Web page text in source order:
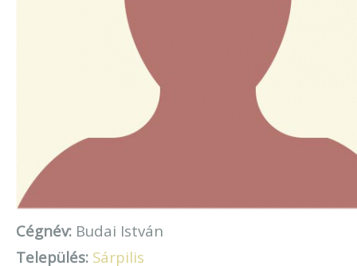
Cégnév: Budai István
Település: Sárpilis